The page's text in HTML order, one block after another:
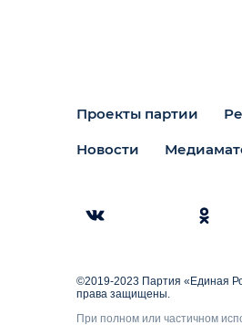
Проекты партии
Новости
©2019-2023 Партия «Единая
права защищены.
При полном или частичном